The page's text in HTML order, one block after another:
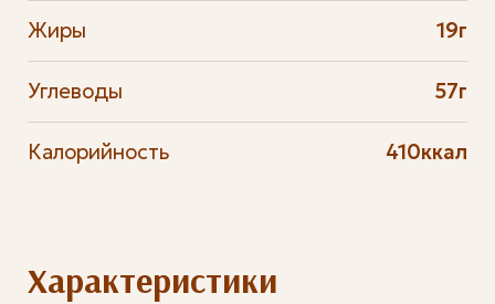
Жиры 19г
Углеводы 57г
Калорийность 410ккал
Характеристики